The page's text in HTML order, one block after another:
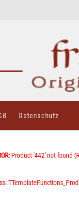
Datenschutz
Product '442' not found